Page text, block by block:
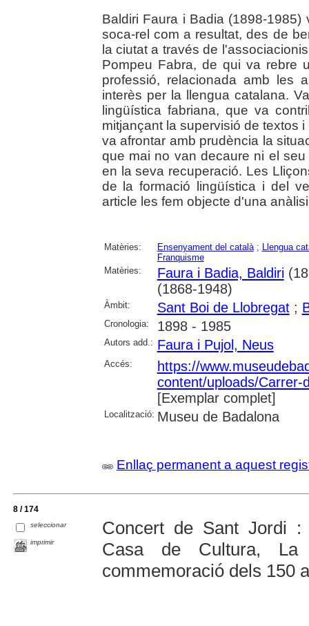
Baldiri Faura i Badia (1898-
soca-rel com a resultat, des de
la ciutat a través de
Pompeu Fabra, de qui va rebre
professió, relacionada amb les
interès per la llengua catalana.
lingüística fabriana, que va
mitjançant la supervisió de textos
va afrontar amb prudència la
que mai no van decaure ni el
en la seva recuperació. Les
de la formació lingüística i del
article les fem objecte d'una
Matèries: Ensenyament del català; Llengua
Franquisme
Matèries:
Faura i Badia, Baldiri
(1868-1948)
Àmbit: Sant Boi de Llobregat;
Cronologia: 1898 - 1985
Autors add.: Faura i Pujol, Neus
Accés:
https://
content/uploads/Carrer-
[Exemplar complet]
Localització: Museu de Badalona
Enllaç permanent a aquest
8 / 174
seleccionar
imprimir
Concert de Sant Jordi
Casa de Cultura,
commemoració dels 150